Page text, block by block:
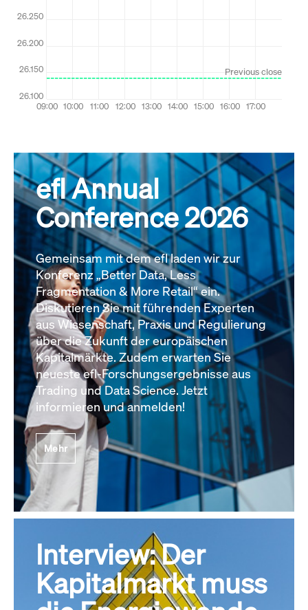
efl Annual
Conference 2026
Gemeinsam mit dem efl laden wir zur
Konferenz „Better Data, Less
Fragmentation & More Retail“ ein.
Diskutieren Sie mit führenden Experten
aus Wissenschaft, Praxis und Regulierung
über die Zukunft der europäischen
Kapitalmärkte. Zudem erwarten Sie
neueste efl-Forschungsergebnisse aus
Trading und Data Science. Jetzt
informieren und anmelden!
Mehr
Interview: Der
Kapitalmarkt muss